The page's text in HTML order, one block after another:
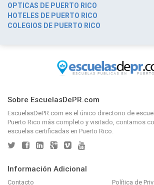
OPTICAS DE PUERTO RICO
HOTELES DE PUERTO RICO
COLEGIOS DE PUERTO RICO
Sobre EscuelasDePR.com
EscuelasDePR.com es el único directorio de
Puerto Rico más completo y visitado, contamos
escuelas certificadas en Puerto Rico.
Información Adicional
Contacto Política de